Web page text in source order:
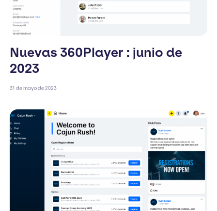
Nuevas 360Player : junio de
2023
31 de mayo de 2023